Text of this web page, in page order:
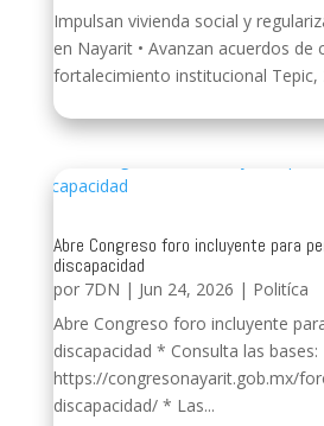
Impulsan vivienda social y
en Nayarit • Avanzan acuerdos de
fortalecimiento institucional Tepic,
Abre Congreso foro incluyente para
discapacidad
por 7DN | Jun 24, 2026 | Politíca
Abre Congreso foro incluyente
discapacidad * Consulta las bases:
https://congresonayarit.gob.mx/
discapacidad/ * Las...